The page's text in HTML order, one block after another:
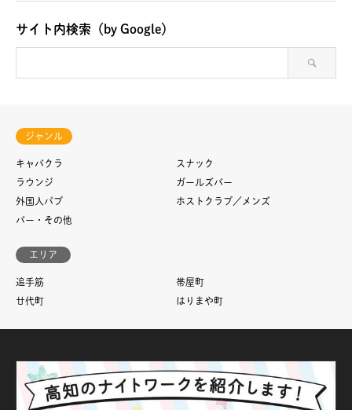
サイト内検索（by Google）
ジャンル
キャバクラ
スナック
ラウンジ
ガールズバー
外国人パブ
ホストクラブ／メンズ
バー・その他
エリア
追手筋
帯屋町
廿代町
はりまや町